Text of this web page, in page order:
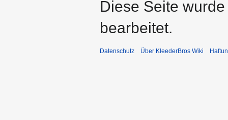
Diese Seite
bearbeitet.
Datenschutz Über KleederBros Wiki